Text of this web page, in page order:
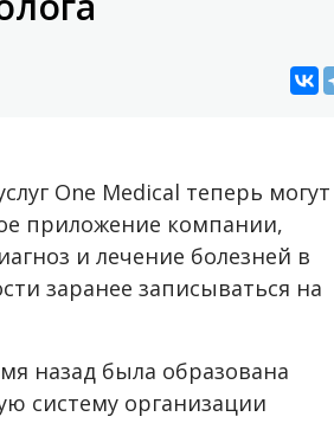
One Medical теперь могут
приложение компании,
и лечение болезней в
заранее записываться на
назад была образована
систему организации